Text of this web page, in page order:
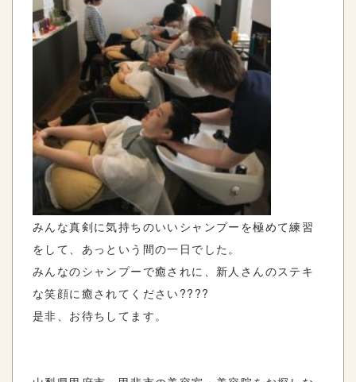
みんな真剣に気持ちのいいシャンプーを極めて練習
をして、あっという間の一日でした。
みんなのシャンプーで癒されに、新人さんのステキ
な笑顔に癒されてください????
是非、お待ちしてます。